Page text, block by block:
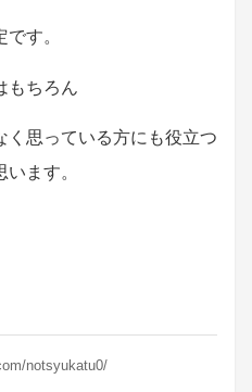
す。
もちろん
く思っている方にも役立つ
ます。
notsyukatu0/